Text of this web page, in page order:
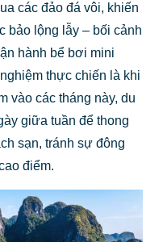
các đảo đá vôi, khiến
bảo lộng lẫy – bối cảnh
hành bể bơi mini
thực chiến là khi
vào các tháng này, du
giữa tuần để thong
sạn, tránh sự đông
điểm.